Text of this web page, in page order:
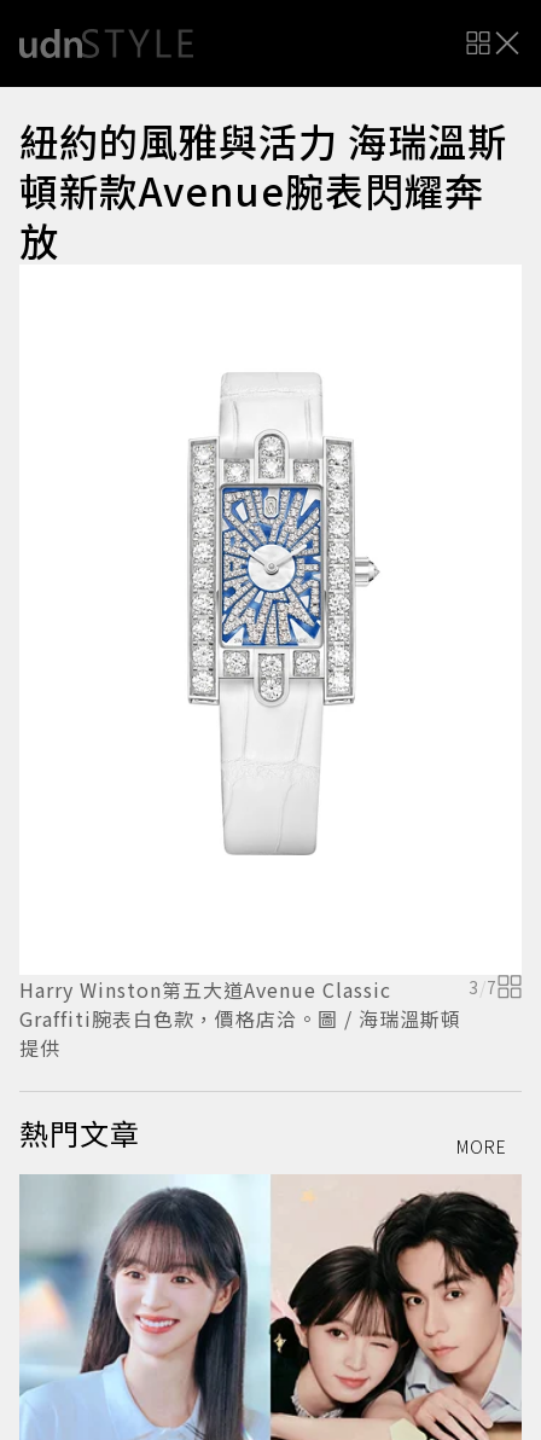
紐約的風雅與活力 海瑞溫斯
頓新款Avenue腕表閃耀奔
放
Harry Winston第五大道Avenue Classic
Graffiti腕表白色款，價格店洽。圖 / 海瑞溫斯頓
提供
3/7
熱門文章 MORE